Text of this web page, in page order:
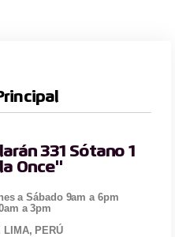
331 Sótano 1
Once"
a Sábado 9am a 6pm
a 3pm
LIMA, PERÚ